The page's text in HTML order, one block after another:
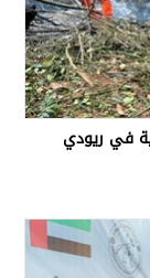
في ريودي